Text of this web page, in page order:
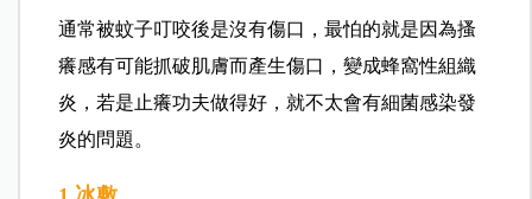
通常被蚊子叮咬後是沒有傷口，最怕的就是因為搔
癢感有可能抓破肌膚而產生傷口，變成蜂窩性組織
炎，若是止癢功夫做得好，就不太會有細菌感染發
炎的問題。